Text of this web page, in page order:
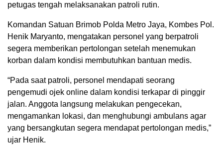
petugas tengah melaksanakan patroli rutin.
Komandan Satuan Brimob Polda Metro Jaya, Kombes Pol.
Henik Maryanto, mengatakan personel yang berpatroli
segera memberikan pertolongan setelah menemukan
korban dalam kondisi membutuhkan bantuan medis.
“Pada saat patroli, personel mendapati seorang
pengemudi ojek online dalam kondisi terkapar di pinggir
jalan. Anggota langsung melakukan pengecekan,
mengamankan lokasi, dan menghubungi ambulans agar
yang bersangkutan segera mendapat pertolongan medis,”
ujar Henik.